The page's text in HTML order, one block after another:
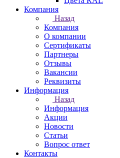
Компания
Назад
Компания
О компании
Сертификаты
Партнеры
Отзывы
Вакансии
Реквизиты
Информация
Назад
Информация
Акции
Новости
Статьи
Вопрос ответ
Контакты